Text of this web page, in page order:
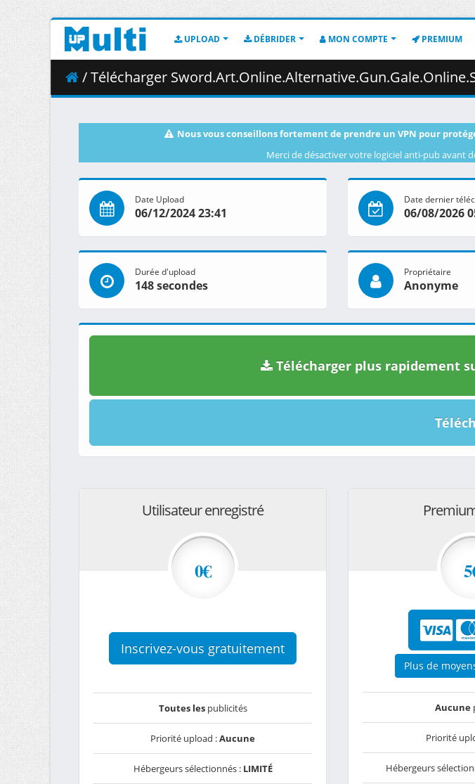
UPLOAD DÉBRIDER MON COMPTE PREMIUM
/ Télécharger
Nous vous conseillons fortement de prendre un VPN pour
Merci de désactiver votre logiciel anti-pub avant
Date Upload
06/12/2024 23:41
Date dernier
06/08/2026
Durée d'upload
148 secondes
Propriétaire
Anonyme
Télécharger plus rapidement
Utilisateur enregistré
0€
Inscrivez-vous gratuitement
Toutes lespublicités
Priorité upload :Aucune
Hébergeurs sélectionnés : LIMITÉ
Plus de
Aucune
Priorité
Hébergeurs